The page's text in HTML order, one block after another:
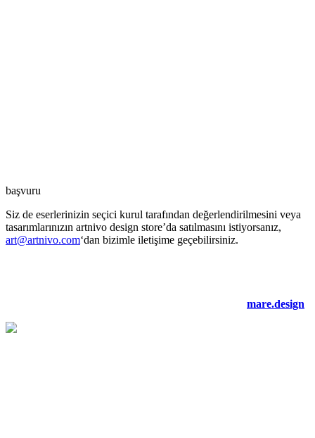
başvuru
Siz de eserlerinizin seçici kurul tarafından değerlendirilmesini veya
tasarımlarınızın artnivo design store’da satılmasını istiyorsanız,
art@artnivo.com‘dan bizimle iletişime geçebilirsiniz.
mare.design